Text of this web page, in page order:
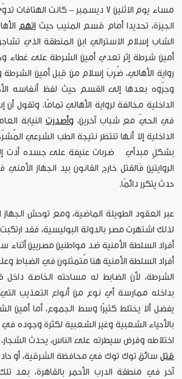
مساء يوم الاثنين 7 ديسمبر - كانت
الجيزة، تحديدا أمام قسم المنيب حيث اتهم
الشاب إسلام الاسترالي ابن المنطقة الذي
أمين شرطة إثر تعدي أمين الشرطة على غطاء
رواية الأهالي، ضُرِبَ إسلام من قِبل أمين
وجرّوه بعدها إلى القسم حيث لفظ أنفاسه
الداخلية مخالفة لرواية الأهالي تمامًا. وتقول
في الحيّ مع شباب آخرين، وأصدرت النيابة
الداخلية إلا أنها تنتظر نتيجة الطب الشرعي
بشكلٍ مبدأي ضربات عنيفة على جسده أدت
الروايتين فَالقتل خارج القانون بيد الجهاز
حدث يتكرر دائمًا.
عبر العقود الطويلة الماضية، ومع توحش
لذلك اشتهرت مصر بالدولة البوليسية، فقد
أفراد السلطة الأمنية ضد مواطنين مصريين أثناء
أفراد السلطة الأمنية هنا مُتمثلون في الضباط
الشرطة، لأن الضابط له مساحته الخاصة
بداخله ممارسة أي نوع من أنواع التعذيب
يفضل ألا يختلط كثيرًا وسط الجموع، أما أمين
بالأحياء الشعبية وغير الشعبية لكثرة وجوده في
اختلاطه وفرض سيطرته على الناس، يحدث
قتل سائق توك توك في محافظة الشرقية، أو
آخر في منطقة الدرب الأحمر بالقاهرة، بعد